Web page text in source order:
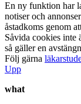
En ny funktion har
notiser och
åstadkoms genom
Såvida cookies inte
så gäller en
Följ gärna
Upp
what